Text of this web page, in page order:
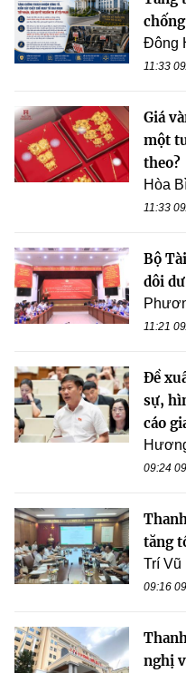
Đông
11:33
Giá
một
theo?
Hòa
11:33
Bộ
dôi
11:21
Đề
sự,
cáo
09:24
tăng
Trí Vũ
09:16
nghị